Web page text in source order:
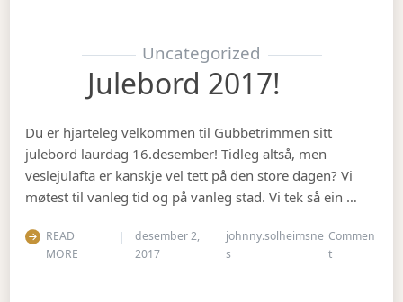
Uncategorized
Julebord 2017!
Du er hjarteleg velkommen til Gubbetrimmen sitt
julebord laurdag 16.desember! Tidleg altså, men
veslejulafta er kanskje vel tett på den store dagen? Vi
møtest til vanleg tid og på vanleg stad. Vi tek så ein …
READ
MORE
desember 2,
2017
johnny.solheimsne
s
Commen
ton Julebord